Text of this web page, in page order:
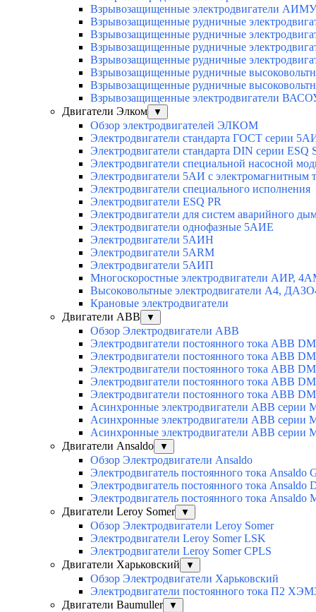
Взрывозащищенные электродвигатели
Взрывозащищенные рудничные
Взрывозащищенные рудничные
Взрывозащищенные рудничные
Взрывозащищенные рудничные
Взрывозащищенные рудничные
Взрывозащищенные рудничные
Взрывозащищенные электродвигатели
Двигатели Элком
▼
Обзор электродвигателей ЭЛКОМ
Электродвигатели стандарта ГОСТ серии
Электродвигатели стандарта DIN серии ESQ
Электродвигатели специальной насосной
Электродвигатели 5АИ с электромагнитным
Электродвигатели специального исполнения
Электродвигатели ESQ PR
Электродвигатели для систем аварийного
Электродвигатели однофазные 5АИЕ
Электродвигатели 5АИН
Электродвигатели 5АRМ
Электродвигатели 5АИП
Многоскоростные электродвигатели АИР,
Высоковольтные электродвигатели А4,
Крановые электродвигатели
Двигатели ABB
▼
Обзор Электродвигатели ABB
Электродвигатели постоянного тока ABB
Электродвигатели постоянного тока ABB
Электродвигатели постоянного тока ABB
Электродвигатели постоянного тока ABB
Электродвигатели постоянного тока ABB
Асинхронные электродвигатели ABB серии
Асинхронные электродвигатели ABB серии
Асинхронные электродвигатели ABB серии
Двигатели Ansaldo
▼
Обзор Электродвигатели Ansaldo
Электродвигатель постоянного тока Ansaldo
Электродвигатель постоянного тока Ansaldo
Электродвигатель постоянного тока Ansaldo
Двигатели Leroy Somer
▼
Обзор Электродвигатели Leroy Somer
Электродвигатели Leroy Somer LSK
Электродвигатели Leroy Somer CPLS
Двигатели Харьковский
▼
Обзор Электродвигатели Харьковский
Электродвигатели постоянного тока П2
Двигатели Baumuller
▼